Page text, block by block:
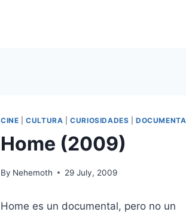
CINE |CULTURA |CURIOSIDADES |
Home (2009)
By Nehemoth 29 July, 2009
Home es un documental, pero no un